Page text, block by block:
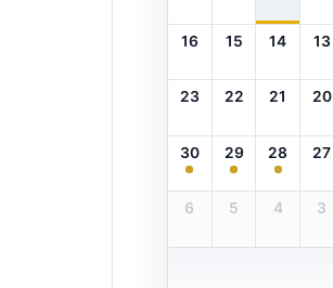
13
14
15
16
20
21
22
23
27
28
29
30
3
4
5
6